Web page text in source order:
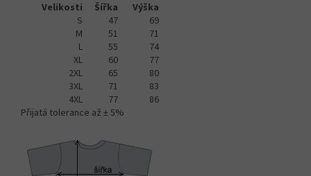
Velikosti
Šířka
Výška
S
47
69
M
51
71
L
55
74
XL
60
77
2XL
65
80
3XL
71
83
4XL
77
86
Přijatá tolerance až ± 5%